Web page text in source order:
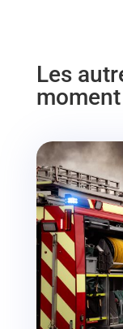
Les
moment